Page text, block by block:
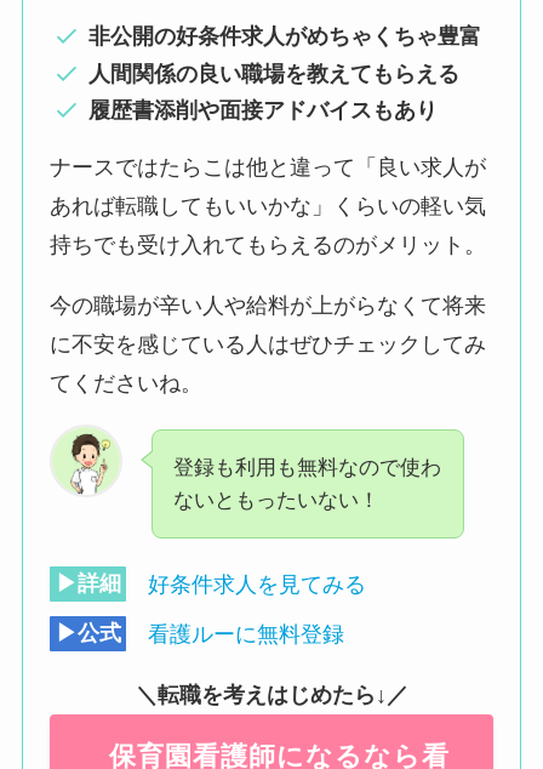
非公開の好条件求人がめちゃくちゃ豊富
人間関係の良い職場を教えてもらえる
履歴書添削や面接アドバイスもあり
ナースではたらこは他と違って「良い求人が
あれば転職してもいいかな」くらいの軽い気
持ちでも受け入れてもらえるのがメリット。
今の職場が辛い人や給料が上がらなくて将来
に不安を感じている人はぜひチェックしてみ
てくださいね。
登録も利用も無料なので使わ
ないともったいない！
▶詳細 好条件求人を見てみる
▶公式 看護ルーに無料登録
＼転職を考えはじめたら↓／
保育園看護師になるなら看